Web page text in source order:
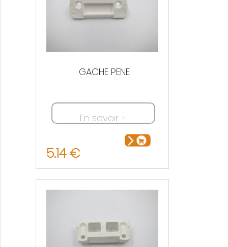
GACHE PENE
En savoir +
5.14 €